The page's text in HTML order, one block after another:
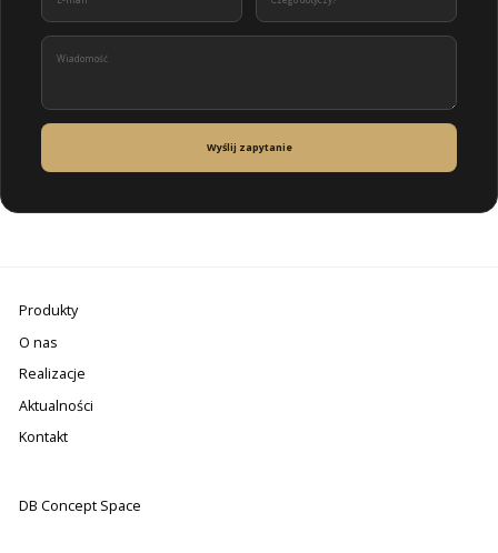
Wyślij zapytanie
Produkty
O nas
Realizacje
Aktualności
Kontakt
DB Concept Space